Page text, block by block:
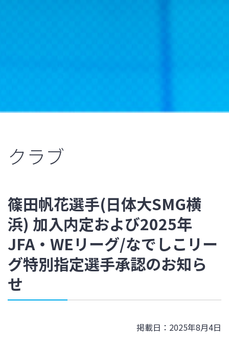
クラブ
篠田帆花選手(日体大SMG横
浜) 加入内定および2025年
JFA・WEリーグ/なでしこリー
グ特別指定選手承認のお知ら
せ
掲載日：2025年8月4日